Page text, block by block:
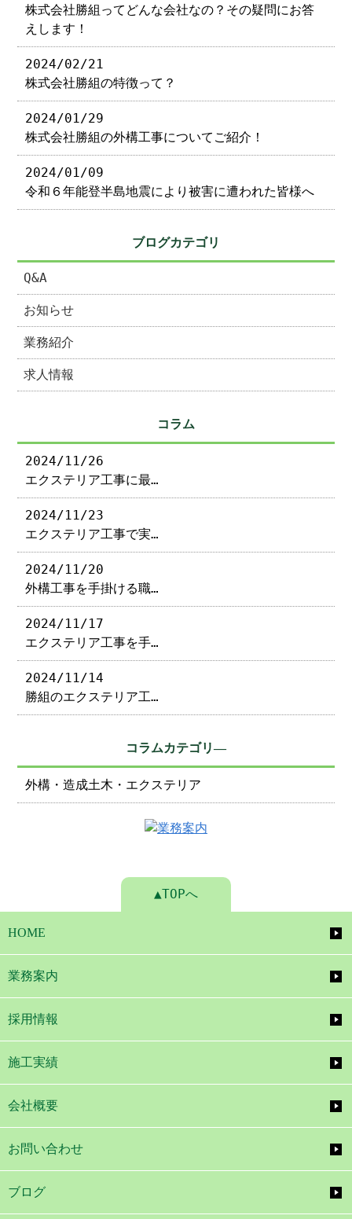
株式会社勝組ってどんな会社なの？その疑問にお答
えします！
2024/02/21
株式会社勝組の特徴って？
2024/01/29
株式会社勝組の外構工事についてご紹介！
2024/01/09
令和６年能登半島地震により被害に遭われた皆様へ
ブログカテゴリ
Q&A
お知らせ
業務紹介
求人情報
コラム
2024/11/26
エクステリア工事に最…
2024/11/23
エクステリア工事で実…
2024/11/20
外構工事を手掛ける職…
2024/11/17
エクステリア工事を手…
2024/11/14
勝組のエクステリア工…
コラムカテゴリ―
外構・造成土木・エクステリア
▲TOPへ
HOME
業務案内
採用情報
施工実績
会社概要
お問い合わせ
ブログ